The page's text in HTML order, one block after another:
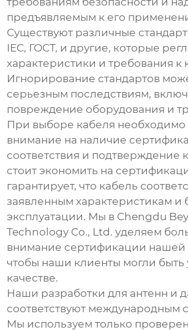
предъявляемым к его
Существуют различные
IEC, ГОСТ, и другие, которые
характеристики и требования к
Игнорирование стандартов
серьезным последствиям,
повреждение оборудования и
При выборе кабеля необходимо
внимание на наличие
соответствия и подтверждение
стоит экономить на
гарантирует, что кабель
заявленным характеристикам и
эксплуатации. Мы в Chengdu
Technology Co., Ltd. уделяем
внимание сертификации нашей
чтобы наши клиенты могли быть
качестве.
Наши разработки для антенн и
соответствуют международным
Мы используем только